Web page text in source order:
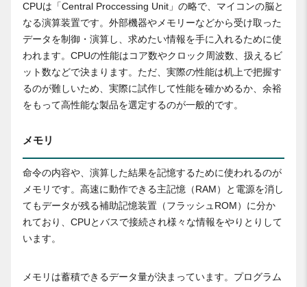
CPUは「Central Proccessing Unit」の略で、マイコンの脳と
なる演算装置です。外部機器やメモリーなどから受け取った
データを制御・演算し、求めたい情報を手に入れるために使
われます。CPUの性能はコア数やクロック周波数、扱えるビ
ット数などで決まります。ただ、実際の性能は机上で把握す
るのが難しいため、実際に試作して性能を確かめるか、余裕
をもって高性能な製品を選定するのが一般的です。
メモリ
命令の内容や、演算した結果を記憶するために使われるのが
メモリです。高速に動作できる主記憶（RAM）と電源を消し
てもデータが残る補助記憶装置（フラッシュROM）に分か
れており、CPUとバスで接続され様々な情報をやりとりして
います。
メモリは蓄積できるデータ量が決まっています。プログラム